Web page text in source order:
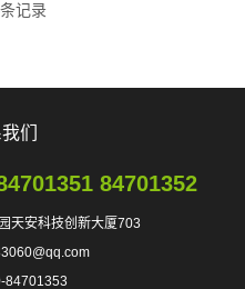
条记录
们
84701352
天安科技创新大厦703
84701353